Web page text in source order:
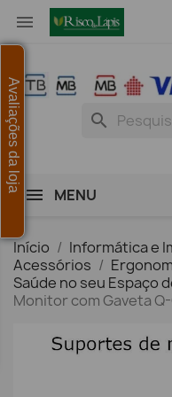

search
MENU
Início Informática e
Acessórios
Saúde no seu Espaço
Monitor com Gaveta
Avaliações da loja